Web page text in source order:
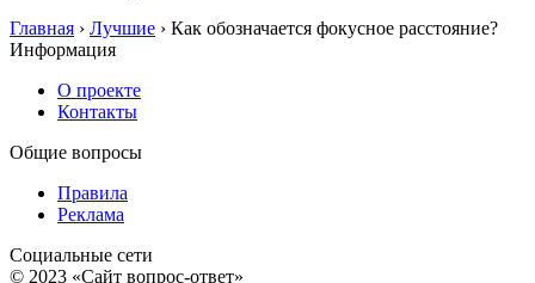
Главная › Лучшие › Как обозначается фокусное расстояние?
Информация
О проекте
Контакты
Общие вопросы
Правила
Реклама
Социальные сети
© 2023 «Сайт вопрос-ответ»